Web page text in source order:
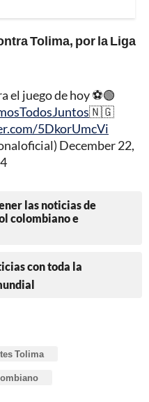
Tolima, por la Liga
el juego de hoy ⚽️🟢
🇳🇬
5DkorUmcVi
December 22,
las noticias de
colombiano e
con toda la
Tolima